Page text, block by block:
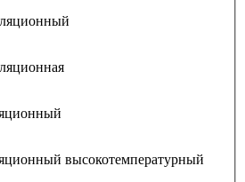
высокотемпературный